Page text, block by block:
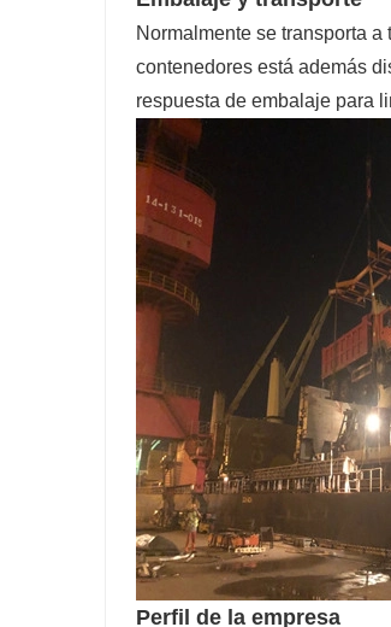
Normalmente se transporta
contenedores está además
respuesta de embalaje para
Perfil de la empresa